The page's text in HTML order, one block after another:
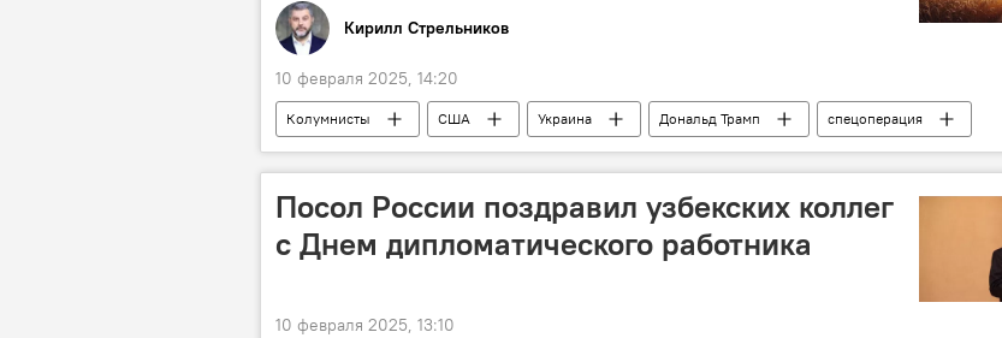
Кирилл Стрельников
10 февраля 2025, 14:20
Колумнисты США Украина Дональд Трамп
спецоперация
Россия
Владимир Зеленский
Посол России поздравил узбекских коллег
с Днем дипломатического работника
10 февраля 2025, 13:10